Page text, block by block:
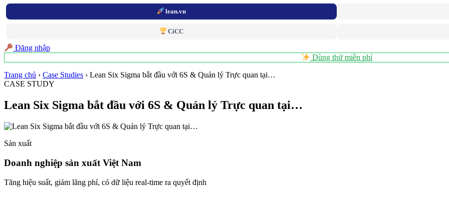
lean.vn
CiCC
Đăng nhập
Dùng thử miễn phí
Trang chủ › Case Studies › Lean Six Sigma bắt đầu với 6S & Quản lý Trực quan tại…
CASE STUDY
Lean Six Sigma bắt đầu với 6S & Quản lý Trực quan tại…
Sản xuất
Doanh nghiệp sản xuất Việt Nam
Tăng hiệu suất, giảm lãng phí, có dữ liệu real-time ra quyết định